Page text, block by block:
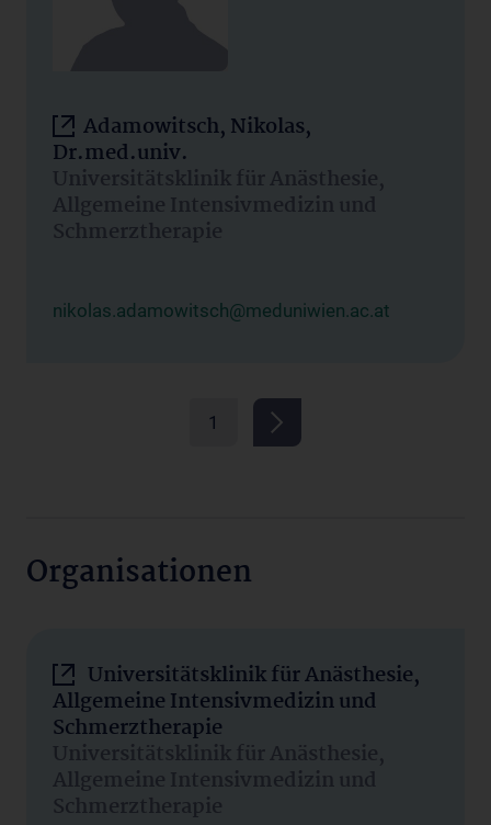
Adamowitsch, Nikolas,
Dr.med.univ.
Universitätsklinik für Anästhesie,
Allgemeine Intensivmedizin und
Schmerztherapie
nikolas.adamowitsch@meduniwien.ac.at
1
Organisationen
Universitätsklinik für Anästhesie,
Allgemeine Intensivmedizin und
Schmerztherapie
Universitätsklinik für Anästhesie,
Allgemeine Intensivmedizin und
Schmerztherapie